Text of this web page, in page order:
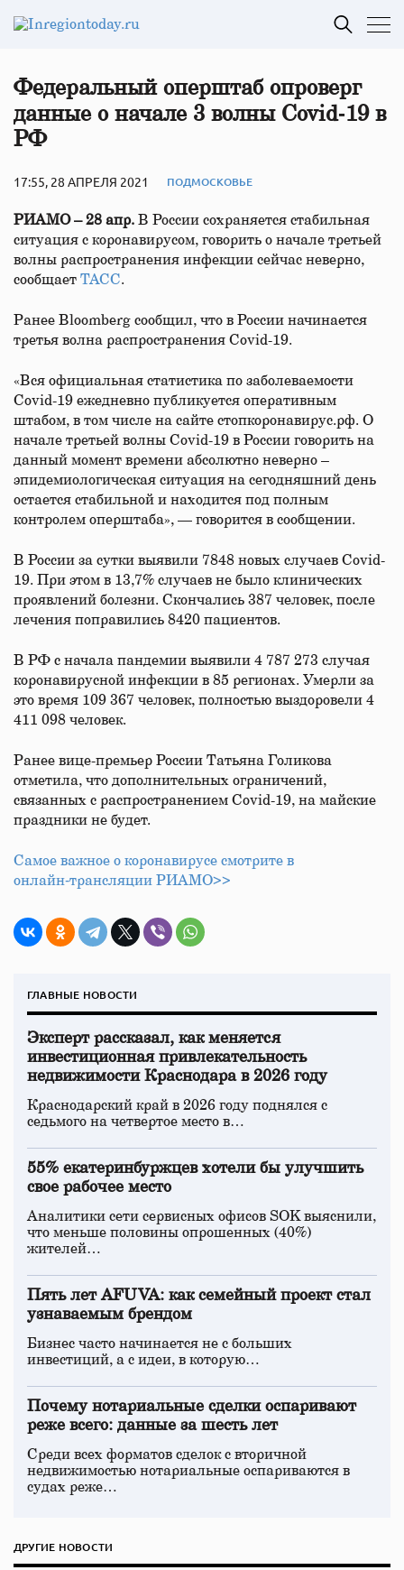
Федеральный оперштаб опроверг
данные о начале 3 волны Covid‑19 в
РФ
17:55, 28 АПРЕЛЯ 2021 ПОДМОСКОВЬЕ
РИАМО – 28 апр. В России сохраняется стабильная
ситуация с коронавирусом, говорить о начале третьей
волны распространения инфекции сейчас неверно,
сообщает ТАСС.
Ранее Bloomberg сообщил, что в России начинается
третья волна распространения Covid-19.
«Вся официальная статистика по заболеваемости
Covid-19 ежедневно публикуется оперативным
штабом, в том числе на сайте стопкоронавирус.рф. О
начале третьей волны Covid-19 в России говорить на
данный момент времени абсолютно неверно –
эпидемиологическая ситуация на сегодняшний день
остается стабильной и находится под полным
контролем оперштаба», — говорится в сообщении.
В России за сутки выявили 7848 новых случаев Covid-
19. При этом в 13,7% случаев не было клинических
проявлений болезни. Скончались 387 человек, после
лечения поправились 8420 пациентов.
В РФ с начала пандемии выявили 4 787 273 случая
коронавирусной инфекции в 85 регионах. Умерли за
это время 109 367 человек, полностью выздоровели 4
411 098 человек.
Ранее вице-премьер России Татьяна Голикова
отметила, что дополнительных ограничений,
связанных с распространением Covid-19, на майские
праздники не будет.
Самое важное о коронавирусе смотрите в
онлайн‑трансляции РИАМО>>
ГЛАВНЫЕ НОВОСТИ
Эксперт рассказал, как меняется
инвестиционная привлекательность
недвижимости Краснодара в 2026 году
Краснодарский край в 2026 году поднялся с
седьмого на четвертое место в…
55% екатеринбуржцев хотели бы улучшить
свое рабочее место
Аналитики сети сервисных офисов SOK выяснили,
что меньше половины опрошенных (40%)
жителей…
Пять лет AFUVA: как семейный проект стал
узнаваемым брендом
Бизнес часто начинается не с больших
инвестиций, а с идеи, в которую…
Почему нотариальные сделки оспаривают
реже всего: данные за шесть лет
Среди всех форматов сделок с вторичной
недвижимостью нотариальные оспариваются в
судах реже…
ДРУГИЕ НОВОСТИ